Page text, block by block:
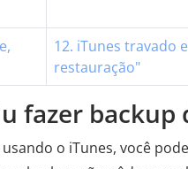
12. iTunes travado
restauração"
fazer backup
o iTunes, você